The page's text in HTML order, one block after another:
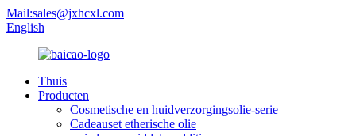
Mail:sales@jxhcxl.com
English
Thuis
Producten
Cosmetische en huidverzorgingsolie-serie
Cadeauset etherische olie